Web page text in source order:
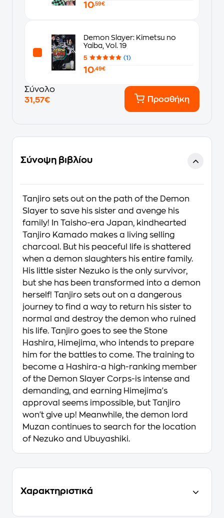
10,59€
Demon Slayer: Kimetsu no
Yaiba, Vol. 19
5 (1)
10,49€
Σύνολο
31,57€
Προσθήκη
Σύνοψη βιβλίου
Tanjiro sets out on the path of the Demon
Slayer to save his sister and avenge his
family! In Taisho-era Japan, kindhearted
Tanjiro Kamado makes a living selling
charcoal. But his peaceful life is shattered
when a demon slaughters his entire family.
His little sister Nezuko is the only survivor,
but she has been transformed into a demon
herself! Tanjiro sets out on a dangerous
journey to find a way to return his sister to
normal and destroy the demon who ruined
his life. Tanjiro goes to see the Stone
Hashira, Himejima, who intends to prepare
him for the battles to come. The training to
become a Hashira-a high-ranking member
of the Demon Slayer Corps-is intense and
demanding, and earning Himejima's
approval seems impossible, but Tanjiro
won't give up! Meanwhile, the demon lord
Muzan continues to search for the location
of Nezuko and Ubuyashiki.
Χαρακτηριστικά